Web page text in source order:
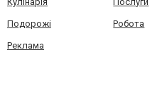
Подорожі Робота
Реклама